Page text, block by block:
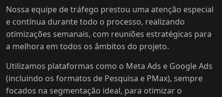
Nossa equipe de tráfego prestou uma atenção especial
e contínua durante todo o processo, realizando
otimizações semanais, com reuniões estratégicas para
a melhora em todos os âmbitos do projeto.
Utilizamos plataformas como o Meta Ads e Google Ads
(incluindo os formatos de Pesquisa e PMax), sempre
focados na segmentação ideal, para otimizar o